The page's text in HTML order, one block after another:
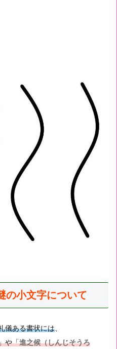
の小文字について
儀ある書状には
や「進之候（しんじそうろ